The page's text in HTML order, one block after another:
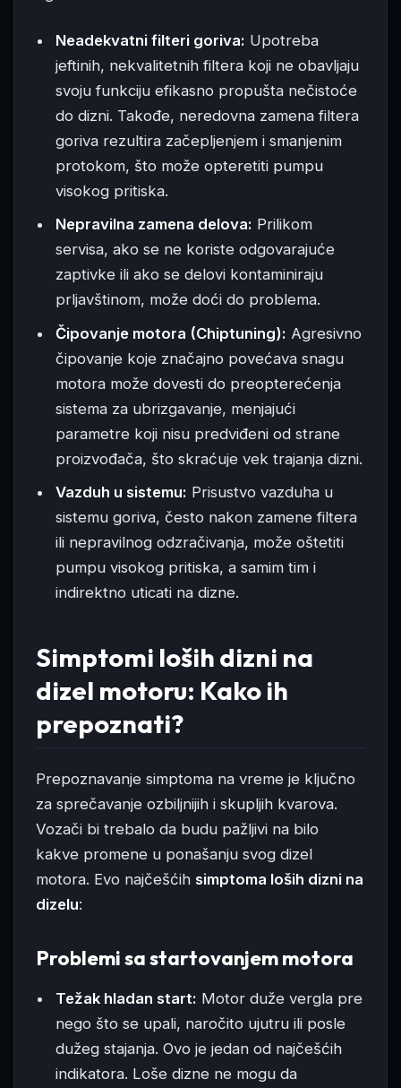
Neadekvatni filteri goriva: Upotreba
jeftinih, nekvalitetnih filtera koji ne obavljaju
svoju funkciju efikasno propušta nečistoće
do dizni. Takođe, neredovna zamena filtera
goriva rezultira začepljenjem i smanjenim
protokom, što može opteretiti pumpu
visokog pritiska.
Nepravilna zamena delova: Prilikom
servisa, ako se ne koriste odgovarajuće
zaptivke ili ako se delovi kontaminiraju
prljavštinom, može doći do problema.
Čipovanje motora (Chiptuning): Agresivno
čipovanje koje značajno povećava snagu
motora može dovesti do preopterećenja
sistema za ubrizgavanje, menjajući
parametre koji nisu predviđeni od strane
proizvođača, što skraćuje vek trajanja dizni.
Vazduh u sistemu: Prisustvo vazduha u
sistemu goriva, često nakon zamene filtera
ili nepravilnog odzračivanja, može oštetiti
pumpu visokog pritiska, a samim tim i
indirektno uticati na dizne.
Simptomi loših dizni na
dizel motoru: Kako ih
prepoznati?
Prepoznavanje simptoma na vreme je ključno
za sprečavanje ozbiljnijih i skupljih kvarova.
Vozači bi trebalo da budu pažljivi na bilo
kakve promene u ponašanju svog dizel
motora. Evo najčešćih simptoma loših dizni na
dizelu:
Problemi sa startovanjem motora
Težak hladan start: Motor duže vergla pre
nego što se upali, naročito ujutru ili posle
dužeg stajanja. Ovo je jedan od najčešćih
indikatora. Loše dizne ne mogu da